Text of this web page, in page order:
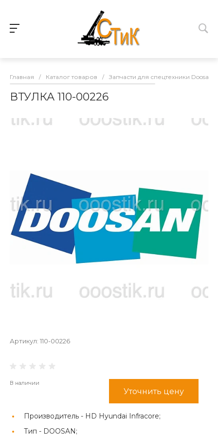
Главная / Каталог товаров / Запчасти для спецтехники Doosan
ВТУЛКА 110-00226
Артикул: 110-00226
В наличии
Уточнить цену
Производитель - HD Hyundai Infracore;
Тип - DOOSAN;